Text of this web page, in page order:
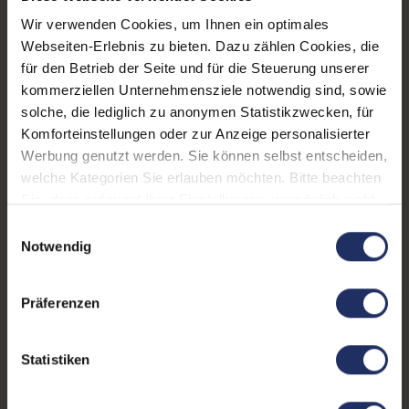
Wir verwenden Cookies, um Ihnen ein optimales
Webseiten-Erlebnis zu bieten. Dazu zählen Cookies, die
für den Betrieb der Seite und für die Steuerung unserer
kommerziellen Unternehmensziele notwendig sind, sowie
solche, die lediglich zu anonymen Statistikzwecken, für
Komforteinstellungen oder zur Anzeige personalisierter
Werbung genutzt werden. Sie können selbst entscheiden,
welche Kategorien Sie erlauben möchten. Bitte beachten
Weitere Informationen finden Sie in
Notwendig
Präferenzen
Statistiken
Arbeitsspeicher: 16 GB DDR4
Webcam: Ja
Fingerprintreader: Nein
Tastaturbeleuchtung: Ja
Betriebssystem:
, 2x